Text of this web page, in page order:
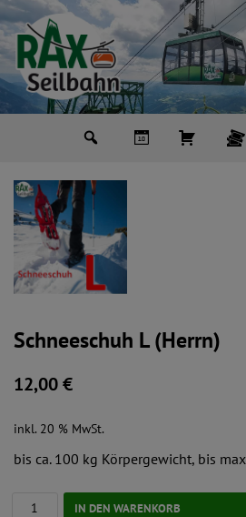
Zum
Inhalt
springen
Schneeschuh L (Herrn)
12,00€
inkl. 20 % MwSt.
bis ca. 100 kg Körpergewicht, bis
IN DEN WARENKORB